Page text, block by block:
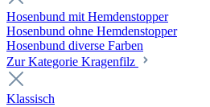
Hosenbund mit Hemdenstopper
Hosenbund ohne Hemdenstopper
Hosenbund diverse Farben
Zur Kategorie Kragenfilz
Klassisch